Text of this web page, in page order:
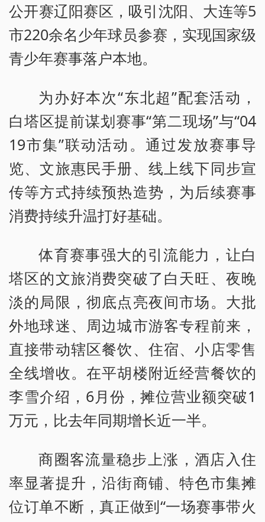
公开赛辽阳赛区，吸引沈阳、大连等5
市220余名少年球员参赛，实现国家级
青少年赛事落户本地。
为办好本次“东北超”配套活动，
白塔区提前谋划赛事“第二现场”与“04
19市集”联动活动。通过发放赛事导
览、文旅惠民手册、线上线下同步宣
传等方式持续预热造势，为后续赛事
消费持续升温打好基础。
体育赛事强大的引流能力，让白
塔区的文旅消费突破了白天旺、夜晚
淡的局限，彻底点亮夜间市场。大批
外地球迷、周边城市游客专程前来，
直接带动辖区餐饮、住宿、小店零售
全线增收。在平胡楼附近经营餐饮的
李雪介绍，6月份，摊位营业额突破1
万元，比去年同期增长近一半。
商圈客流量稳步上涨，酒店入住
率显著提升，沿街商铺、特色市集摊
位订单不断，真正做到“一场赛事带火